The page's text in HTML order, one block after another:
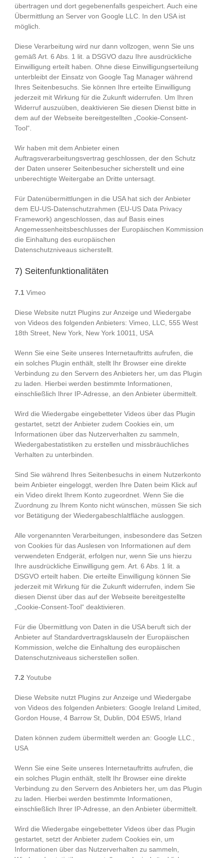
übertragen und dort gegebenenfalls gespeichert. Auch eine
Übermittlung an Server von Google LLC. In den USA ist
möglich.
Diese Verarbeitung wird nur dann vollzogen, wenn Sie uns
gemäß Art. 6 Abs. 1 lit. a DSGVO dazu Ihre ausdrückliche
Einwilligung erteilt haben. Ohne diese Einwilligungserteilung
unterbleibt der Einsatz von Google Tag Manager während
Ihres Seitenbesuchs. Sie können Ihre erteilte Einwilligung
jederzeit mit Wirkung für die Zukunft widerrufen. Um Ihren
Widerruf auszuüben, deaktivieren Sie diesen Dienst bitte in
dem auf der Webseite bereitgestellten „Cookie-Consent-
Tool“.
Wir haben mit dem Anbieter einen
Auftragsverarbeitungsvertrag geschlossen, der den Schutz
der Daten unserer Seitenbesucher sicherstellt und eine
unberechtigte Weitergabe an Dritte untersagt.
Für Datenübermittlungen in die USA hat sich der Anbieter
dem EU-US-Datenschutzrahmen (EU-US Data Privacy
Framework) angeschlossen, das auf Basis eines
Angemessenheitsbeschlusses der Europäischen Kommission
die Einhaltung des europäischen
Datenschutzniveaus sicherstellt.
7) Seitenfunktionalitäten
7.1 Vimeo
Diese Website nutzt Plugins zur Anzeige und Wiedergabe
von Videos des folgenden Anbieters: Vimeo, LLC, 555 West
18th Street, New York, New York 10011, USA
Wenn Sie eine Seite unseres Internetauftritts aufrufen, die
ein solches Plugin enthält, stellt Ihr Browser eine direkte
Verbindung zu den Servern des Anbieters her, um das Plugin
zu laden. Hierbei werden bestimmte Informationen,
einschließlich Ihrer IP-Adresse, an den Anbieter übermittelt.
Wird die Wiedergabe eingebetteter Videos über das Plugin
gestartet, setzt der Anbieter zudem Cookies ein, um
Informationen über das Nutzerverhalten zu sammeln,
Wiedergabestatistiken zu erstellen und missbräuchliches
Verhalten zu unterbinden.
Sind Sie während Ihres Seitenbesuchs in einem Nutzerkonto
beim Anbieter eingeloggt, werden Ihre Daten beim Klick auf
ein Video direkt Ihrem Konto zugeordnet. Wenn Sie die
Zuordnung zu Ihrem Konto nicht wünschen, müssen Sie sich
vor Betätigung der Wiedergabeschlaltfläche ausloggen.
Alle vorgenannten Verarbeitungen, insbesondere das Setzen
von Cookies für das Auslesen von Informationen auf dem
verwendeten Endgerät, erfolgen nur, wenn Sie uns hierzu
Ihre ausdrückliche Einwilligung gem. Art. 6 Abs. 1 lit. a
DSGVO erteilt haben. Die erteilte Einwilligung können Sie
jederzeit mit Wirkung für die Zukunft widerrufen, indem Sie
diesen Dienst über das auf der Webseite bereitgestellte
„Cookie-Consent-Tool“ deaktivieren.
Für die Übermittlung von Daten in die USA beruft sich der
Anbieter auf Standardvertragsklauseln der Europäischen
Kommission, welche die Einhaltung des europäischen
Datenschutzniveaus sicherstellen sollen.
7.2 Youtube
Diese Website nutzt Plugins zur Anzeige und Wiedergabe
von Videos des folgenden Anbieters: Google Ireland Limited,
Gordon House, 4 Barrow St, Dublin, D04 E5W5, Irland
Daten können zudem übermittelt werden an: Google LLC.,
USA
Wenn Sie eine Seite unseres Internetauftritts aufrufen, die
ein solches Plugin enthält, stellt Ihr Browser eine direkte
Verbindung zu den Servern des Anbieters her, um das Plugin
zu laden. Hierbei werden bestimmte Informationen,
einschließlich Ihrer IP-Adresse, an den Anbieter übermittelt.
Wird die Wiedergabe eingebetteter Videos über das Plugin
gestartet, setzt der Anbieter zudem Cookies ein, um
Informationen über das Nutzerverhalten zu sammeln,